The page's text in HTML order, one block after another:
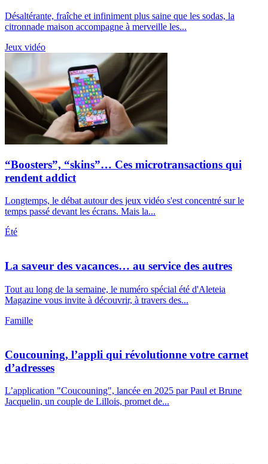
Désaltérante, fraîche et infiniment plus saine que les sodas, la
citronnade maison accompagne à merveille les...
Jeux vidéo
“Boosters”, “skins”… Ces microtransactions qui
rendent addict
Longtemps, le débat autour des jeux vidéo s'est concentré sur le
temps passé devant les écrans. Mais la...
Été
La saveur des vacances… au service des autres
Tout au long de la semaine, le numéro spécial été d'Aleteia
Magazine vous invite à découvrir, à travers des...
Famille
Coucouning, l’appli qui révolutionne votre carnet
d’adresses
L’application "Coucouning", lancée en 2025 par Paul et Brune
Jacquelin, un couple de Lillois, promet de...